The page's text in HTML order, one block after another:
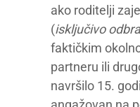
ako roditelji
(isključivo
faktičkim
partneru ili
navršilo 15.